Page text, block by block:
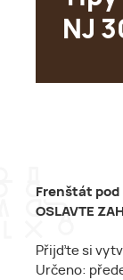
NJ
Frenštát pod
OSLAVTE
Přijďte si
Určeno: